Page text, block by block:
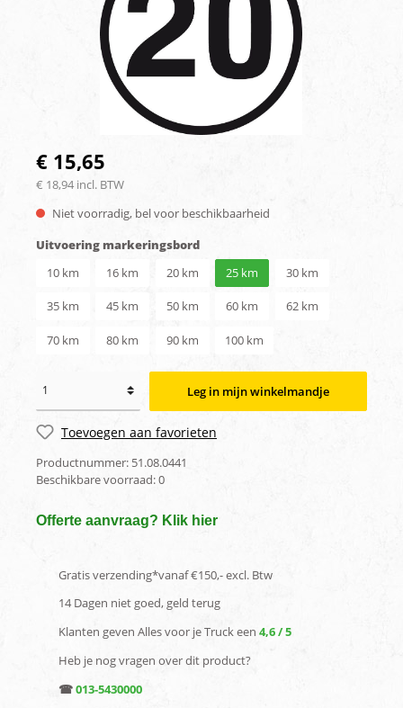
€ 15,65
€ 18,94 incl. BTW
Niet voorradig, bel voor beschikbaarheid
Uitvoering markeringsbord
10 km
16 km 20 km 25 km 30 km
35 km 45 km 50 km 60 km 62 km
70 km 80 km 90 km 100 km
Leg in mijn winkelmandje
Toevoegen aan favorieten
Productnummer: 51.08.0441
Beschikbare voorraad:0
Offerte aanvraag? Klik hier
Gratis verzending*vanaf €150,- excl. Btw
14 Dagen niet goed, geld terug
Klanten geven Alles voor je Truck een 4,6 / 5
Heb je nog vragen over dit product?
☎013-5430000